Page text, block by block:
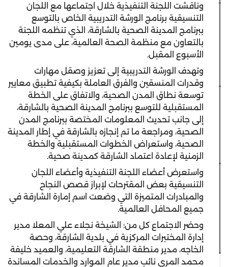
وناقشت اللجنة التنفيذية خلال اجتماعها مع اللجان
التنسيقية برنامج الورشة التدريبية الخاص بالتوسع
ببرنامج المدينة الصحية بالشارقة، الذي تنظمه اللجنة
بالتعاون مع منظمة الصحة العالمية، على مدى يومين
الأسبوع المقبل.
وتهدف الورشة التدريبية إلى تعزيز وصقل مهارات
وقدرات المنسقين والفرق العاملة بكيفية تطبيق معايير
توسعة نطاق المدن الصحية، والاتفاق على الخطة
المستقبلية للتوسع ببرنامج المدينة الصحية بالشارقة،
إلى جانب تحديث المعلومات المختصة ببرنامج المدن
الصحية، ومراجعة ما تم إنجازه بالشارقة في إطار المدينة
الصحية، واستعراض الخطوات المستقبلية والخطة
الزمنية لإعادة اعتماد الشارقة كمدينة صحية.
واستعرض أعضاء اللجنة التنفيذية وأعضاء اللجان
التنسيقية بعض المقترحات لإبراز قصص النجاح
والمبادرات المتميزة التي وضعت اسم إمارة الشارقة في
جميع المحافل العالمية.
وحضر الاجتماع كل من: الشيخة نجلاء علي المعلا مدير
إدارة المختبرات المركزية في بلدية الشارقة، وحصة
الخاجه، مدير منطقة الشارقة التعليمية، والعميد خليفة
محمد المري نائب مدير عام الموارد والخدمات المساندة